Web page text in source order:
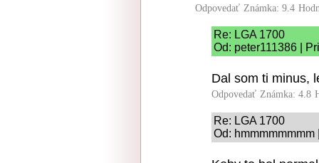
Odpovedať Známka: 9.4
Re: LGA 1700
Od: peter111386 |
Dal som ti minus,
Odpovedať Známka: 4.8
Re: LGA 1700
Od: